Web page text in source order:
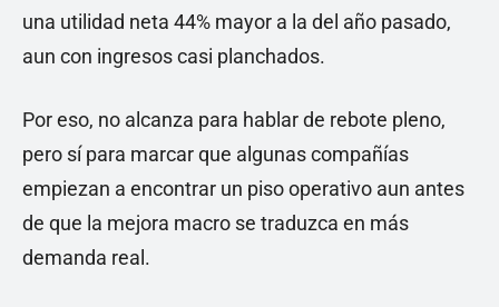
una utilidad neta 44% mayor a la del año pasado,
aun con ingresos casi planchados.
Por eso, no alcanza para hablar de rebote pleno,
pero sí para marcar que algunas compañías
empiezan a encontrar un piso operativo aun antes
de que la mejora macro se traduzca en más
demanda real.